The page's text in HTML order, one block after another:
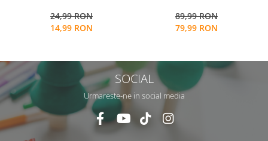
24,99 RON
14,99 RON
multicolore pt cantitate,
numere si operatiuni
89,99 RON
79,99 RON
SOCIAL
Urmareste-ne in social media